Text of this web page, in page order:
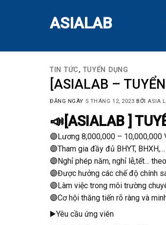
ASIALAB
TIN TỨC,TUYỂN DỤNG
[ASIALAB –
ĐĂNG NGÀY 5 THÁNG 12, 2023 BỞIASIA
📣[ASIALAB ]
🟣Lương 8,000,000 – 10,000,000
🟣Tham gia đầy đủ BHYT,
🟣Nghỉ phép năm, nghỉ lễ,tết…
🟣Được hưởng các chế độ chính
🟣Làm việc trong môi trường
🟣Cơ hội thăng tiến rõ ràng và
▶️Yêu cầu ứng viên